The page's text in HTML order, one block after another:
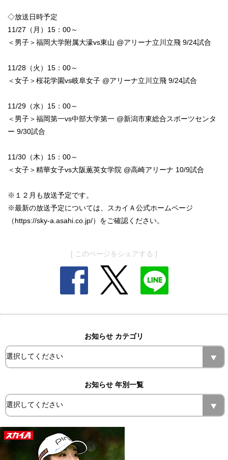
◇放送日時予定
11/27（月）15：00～
＜男子＞福岡大学附属大濠vs東山 @アリーナ立川立飛 9/24試合
11/28（火）15：00～
＜女子＞桜花学園vs岐阜女子 @アリーナ立川立飛 9/24試合
11/29（水）15：00～
＜男子＞福岡第一vs中部大学第一 @新潟市東総合スポーツセンタ
ー 9/30試合
11/30（木）15：00～
＜女子＞精華女子vs大阪薫英女学院 @高崎アリーナ 10/9試合
※１２月も放送予定です。
※最新の放送予定については、スカイＡ公式ホームページ
（https://sky-a.asahi.co.jp/）をご確認ください。
[ このページをシェアする ]
お知らせ カテゴリ
お知らせ 年別一覧